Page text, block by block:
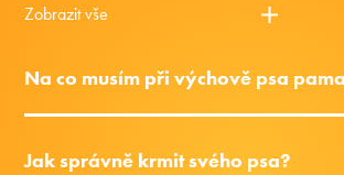
Zobrazit vše
Na co musím při výchově psa
Jak správně krmit svého psa?